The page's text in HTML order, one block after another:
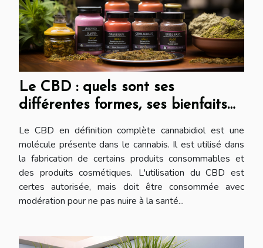
Le CBD : quels sont ses
différentes formes, ses bienfaits
et ses inconvénients ?
Le CBD en définition complète cannabidiol est une
molécule présente dans le cannabis. Il est utilisé dans
la fabrication de certains produits consommables et
des produits cosmétiques. L'utilisation du CBD est
certes autorisée, mais doit être consommée avec
modération pour ne pas nuire à la santé...